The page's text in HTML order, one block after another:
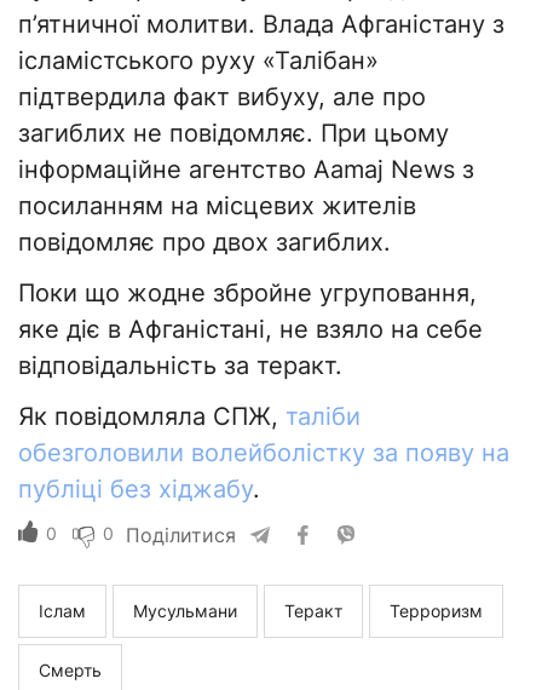
п’ятничної молитви. Влада Афганістану з
ісламістського руху «Талібан»
підтвердила факт вибуху, але про
загиблих не повідомляє. При цьому
інформаційне агентство Aamaj News з
посиланням на місцевих жителів
повідомляє про двох загиблих.
Поки що жодне збройне угруповання,
яке діє в Афганістані, не взяло на себе
відповідальність за теракт.
Як повідомляла СПЖ, таліби
обезголовили волейболістку за появу на
публіці без хіджабу.
0 0 Поділитися
Іслам Мусульмани Теракт Терроризм
Смерть